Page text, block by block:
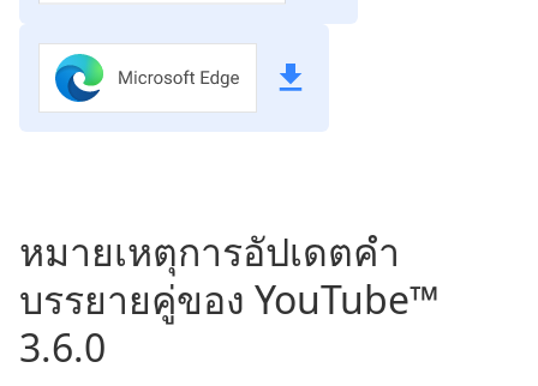
หมายเหตุการอัปเดตคำ
บรรยายคู่ของ YouTube™
3.6.0